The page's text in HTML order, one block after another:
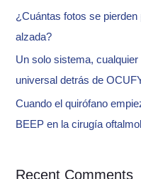
:
¿Cuántas fotos se
alzada?
Un solo sistema,
universal detrás de
Cuando el quirófano
BEEP en la cirugía
Recent Comments